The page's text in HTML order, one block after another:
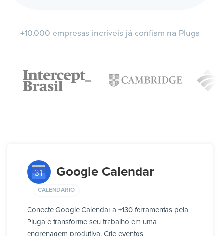
+10.000 empresas incríveis já confiam na Pluga
Google Calendar
CALENDARIO
Conecte Google Calendar a +130 ferramentas pela
Pluga e transforme seu trabalho em uma
engrenagem produtiva. Crie eventos